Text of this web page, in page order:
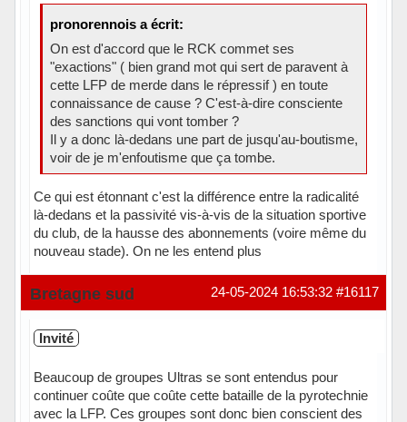
pronorennois a écrit:
On est d'accord que le RCK commet ses
"exactions" ( bien grand mot qui sert de paravent à
cette LFP de merde dans le répressif ) en toute
connaissance de cause ? C'est-à-dire consciente
des sanctions qui vont tomber ?
Il y a donc là-dedans une part de jusqu'au-boutisme,
voir de je m'enfoutisme que ça tombe.
Ce qui est étonnant c'est la différence entre la radicalité
là-dedans et la passivité vis-à-vis de la situation sportive
du club, de la hausse des abonnements (voire même du
nouveau stade). On ne les entend plus
Hors ligne #16117
24-05-2024 16:53:32
Bretagne sud
Invité
Beaucoup de groupes Ultras se sont entendus pour
continuer coûte que coûte cette bataille de la pyrotechnie
avec la LFP. Ces groupes sont donc bien conscient des